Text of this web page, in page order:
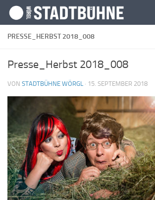
Zum Inhalt springen
PRESSE_HERBST 2018_008
Presse_Herbst 2018_008
VON STADTBÜHNE WÖRGL · 15. SEPTEMBER 2018